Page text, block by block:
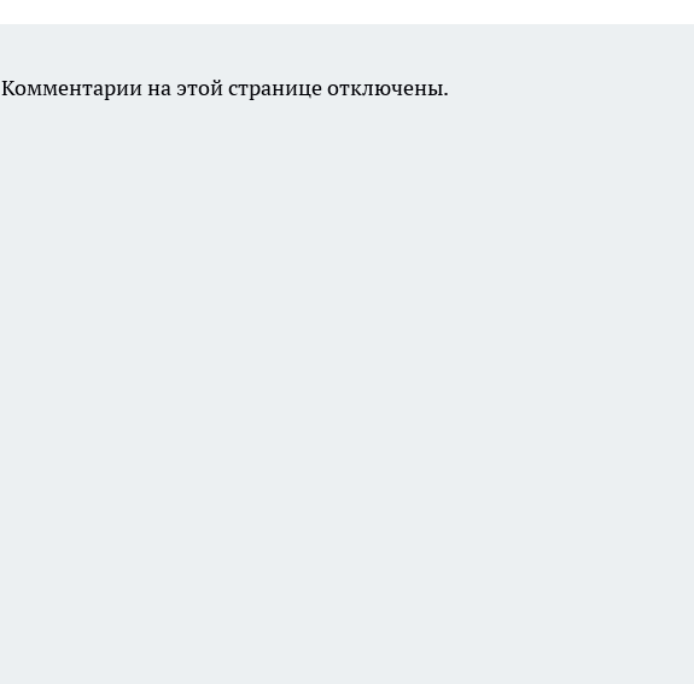
Комментарии на этой странице отключены.